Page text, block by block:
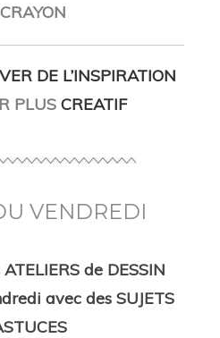
DE L’INSPIRATION
PLUS CREATIF
VENDREDI
de DESSIN
avec des SUJETS